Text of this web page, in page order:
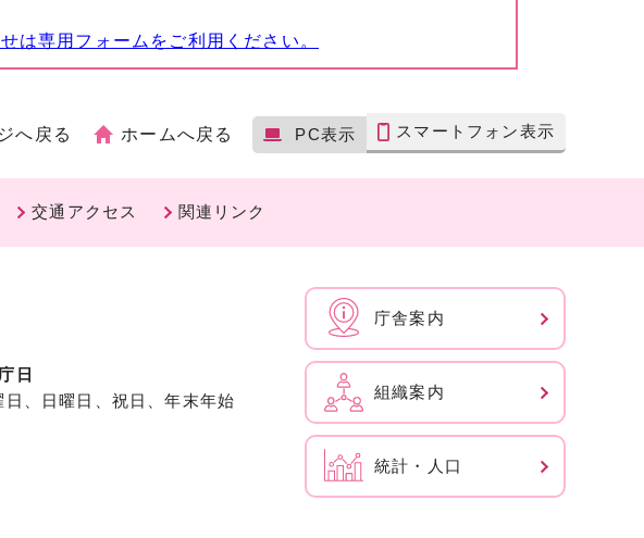
専用フォームをご利用ください。
へ戻る ホームへ戻る PC表示 スマートフォン表示
交通アクセス 関連リンク
日
日、日曜日、祝日、年末年始
庁舎案内
組織案内
統計・人口